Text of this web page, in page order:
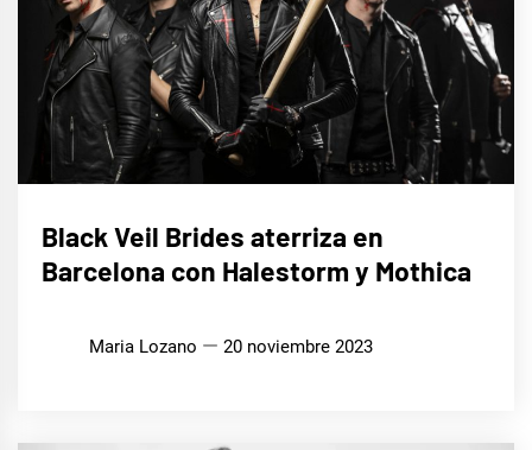
Black Veil Brides aterriza en
Barcelona con Halestorm y Mothica
Maria Lozano 20 noviembre 2023